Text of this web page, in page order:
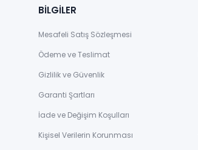
BİLGİLER
Mesafeli Satış Sözleşmesi
Ödeme ve Teslimat
Gizlilik ve Güvenlik
Garanti Şartları
İade ve Değişim Koşulları
Kişisel Verilerin Korunması